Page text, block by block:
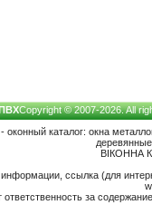
Copyright © 2007-2026. All
оконный каталог: окна
ВІКОННА
ссылка (для
ответственность за